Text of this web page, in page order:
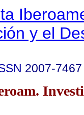
y el
2007-7467